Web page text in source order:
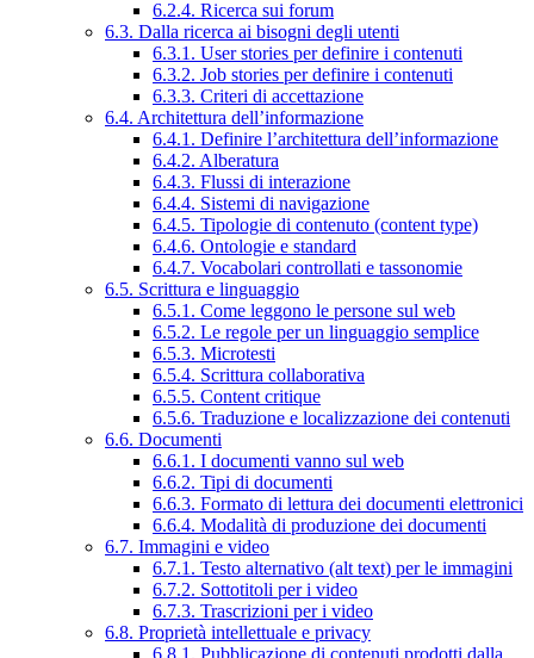
6.2.4. Ricerca sui forum
6.3. Dalla ricerca ai bisogni degli utenti
6.3.1. User stories per definire i contenuti
6.3.2. Job stories per definire i contenuti
6.3.3. Criteri di accettazione
6.4. Architettura dell’informazione
6.4.1. Definire l’architettura dell’informazione
6.4.2. Alberatura
6.4.3. Flussi di interazione
6.4.4. Sistemi di navigazione
6.4.5. Tipologie di contenuto (content type)
6.4.6. Ontologie e standard
6.4.7. Vocabolari controllati e tassonomie
6.5. Scrittura e linguaggio
6.5.1. Come leggono le persone sul web
6.5.2. Le regole per un linguaggio semplice
6.5.3. Microtesti
6.5.4. Scrittura collaborativa
6.5.5. Content critique
6.5.6. Traduzione e localizzazione dei contenuti
6.6. Documenti
6.6.1. I documenti vanno sul web
6.6.2. Tipi di documenti
6.6.3. Formato di lettura dei documenti elettronici
6.6.4. Modalità di produzione dei documenti
6.7. Immagini e video
6.7.1. Testo alternativo (alt text) per le immagini
6.7.2. Sottotitoli per i video
6.7.3. Trascrizioni per i video
6.8. Proprietà intellettuale e privacy
6.8.1. Pubblicazione di contenuti prodotti dalla